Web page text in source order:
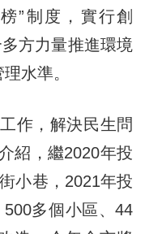
”制度，實行創
方力量推進環境
水準。
作，解決民生問
紹，繼2020年投
小巷，2021年投
多個小區、44